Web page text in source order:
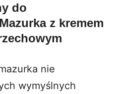
do
z kremem
nie
wymyślnych